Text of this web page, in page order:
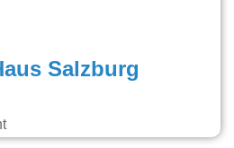
Salzburg